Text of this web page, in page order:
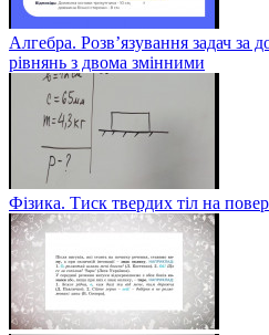
Алгебра. Розв’язування задач за
рівнянь з двома змінними
Фізика. Тиск твердих тіл на